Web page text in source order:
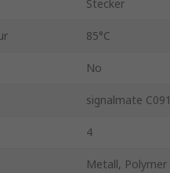
Stecker
85°C
No
signalmate C091
4
Metall, Polymer